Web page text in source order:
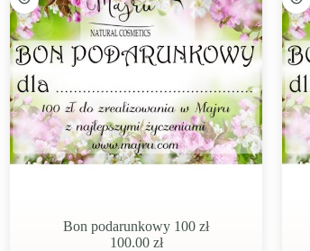
Bon podarunkowy 100 zł
100.00 zł